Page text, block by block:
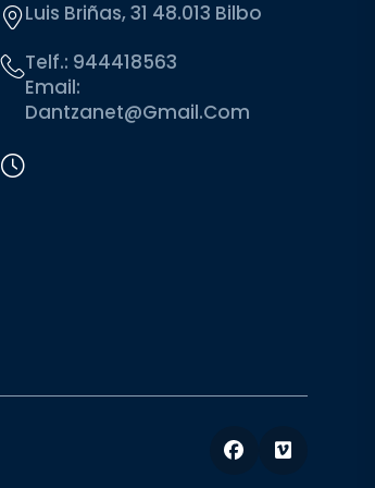
Luis Briñas, 31 48.013 Bilbo
Telf.: 944418563
Email:
Dantzanet@gmail.com
Facebook
Vimeo